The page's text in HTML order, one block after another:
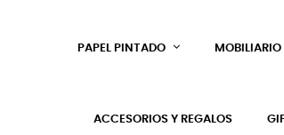
PAPEL PINTADO MOBILIARIO
ACCESORIOS Y REGALOS